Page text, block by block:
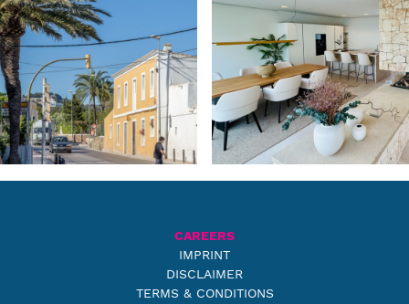
CAREERS
IMPRINT
DISCLAIMER
TERMS & CONDITIONS